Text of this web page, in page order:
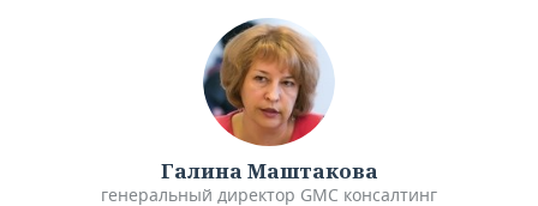
ONLINE-КОНФЕРЕНЦИИ
ОТКРЫТАЯ ЛЕКЦИЯ
ИНФРАСТРУКТУРА
СПИСОК ПЕРСОН
ПОЛНАЯ ВЕРСИЯГалина Маштакова
генеральный директор GMC консалтинг